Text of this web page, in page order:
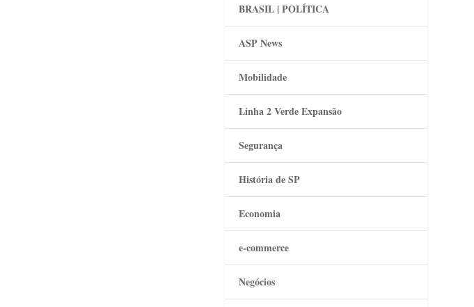
BRASIL | POLÍTICA
ASP News
Mobilidade
Linha 2 Verde Expansão
Segurança
História de SP
Economia
e-commerce
Negócios